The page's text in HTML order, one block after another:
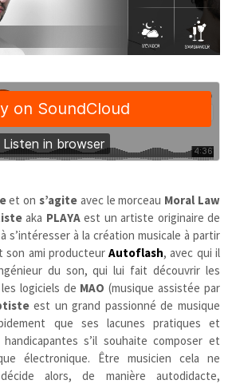
et ons’agite avec le morceau Moral Law
aka PLAYAest un artiste originaire de
s’intéresser à la création musicale à partir
son ami producteurAutoflash, avec qui il
du son, qui lui fait découvrir les
logiciels de MAO (musique assistée par
est un grand passionné de musique
que ses lacunes pratiques et
s’il souhaite composer et
électronique. Être musicien cela ne
alors, de manière autodidacte,